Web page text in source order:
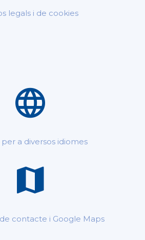
legals i de cookies
a diversos idiomes
contacte i Google Maps